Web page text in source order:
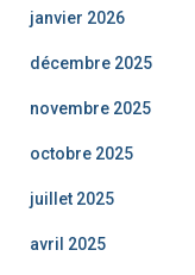
janvier 2026
décembre 2025
novembre 2025
octobre 2025
juillet 2025
avril 2025